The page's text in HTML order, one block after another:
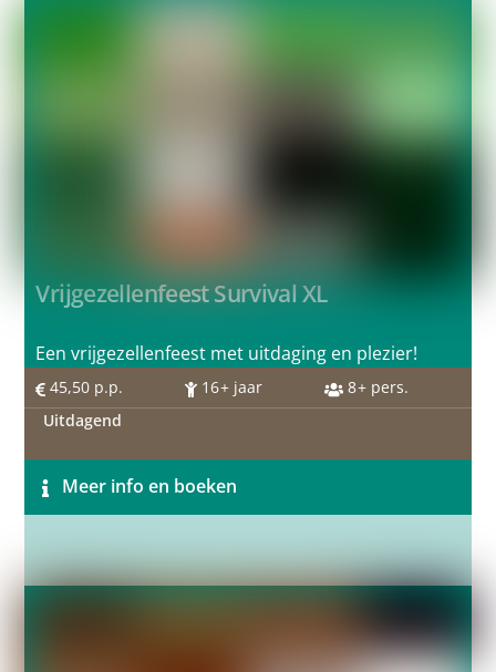
Vrijgezellenfeest Survival XL
Een vrijgezellenfeest met uitdaging en plezier!
45,50 p.p. 16+ jaar 8+ pers.
Uitdagend
Meer info en boeken